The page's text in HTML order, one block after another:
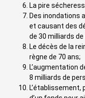
La pire
Des inondations
et causant des
de 30 milliards de
Le décès de la
règne de 70 ans;
L’augmentation
8 milliards de
L’établissement,